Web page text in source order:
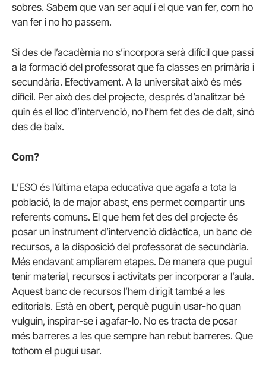
sobres. Sabem que van ser aquí i el que van fer, com ho
van fer i no ho passem.
Si des de l’acadèmia no s’incorpora serà difícil que passi
a la formació del professorat que fa classes en primària i
secundària. Efectivament. A la universitat això és més
difícil. Per això des del projecte, després d’analitzar bé
quin és el lloc d’intervenció, no l’hem fet des de dalt, sinó
des de baix.
Com?
L’ESO és l’última etapa educativa que agafa a tota la
població, la de major abast, ens permet compartir uns
referents comuns. El que hem fet des del projecte és
posar un instrument d’intervenció didàctica, un banc de
recursos, a la disposició del professorat de secundària.
Més endavant ampliarem etapes. De manera que pugui
tenir material, recursos i activitats per incorporar a l’aula.
Aquest banc de recursos l’hem dirigit també a les
editorials. Està en obert, perquè puguin usar-ho quan
vulguin, inspirar-se i agafar-lo. No es tracta de posar
més barreres a les que sempre han rebut barreres. Que
tothom el pugui usar.